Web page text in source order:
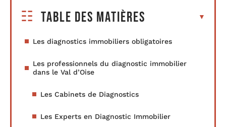
Table des matières
Les diagnostics immobiliers obligatoires
Les professionnels du diagnostic immobilier
dans le Val d’Oise
Les Cabinets de Diagnostics
Les Experts en Diagnostic Immobilier